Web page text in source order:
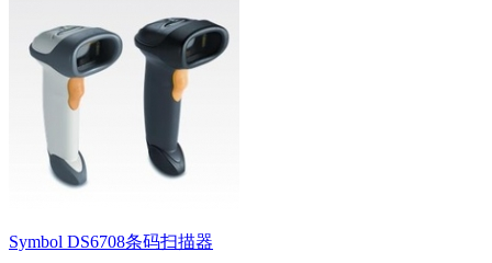
Symbol DS6708条码扫描器